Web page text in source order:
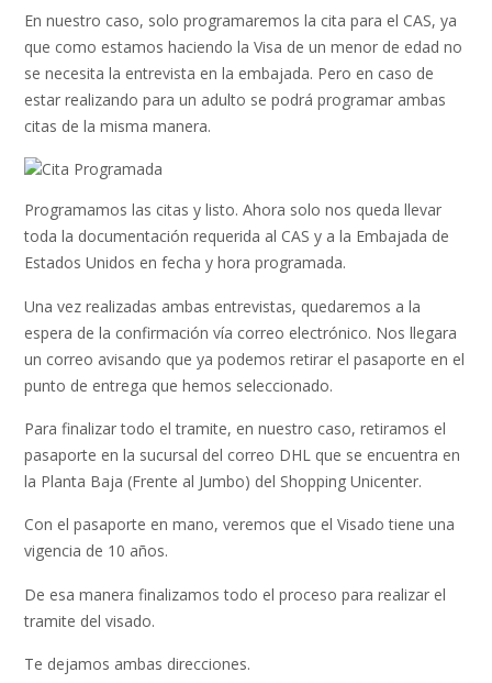
En nuestro caso, solo programaremos la cita para el CAS, ya
que como estamos haciendo la Visa de un menor de edad no
se necesita la entrevista en la embajada. Pero en caso de
estar realizando para un adulto se podrá programar ambas
citas de la misma manera.
Programamos las citas y listo. Ahora solo nos queda llevar
toda la documentación requerida al CAS y a la Embajada de
Estados Unidos en fecha y hora programada.
Una vez realizadas ambas entrevistas, quedaremos a la
espera de la confirmación vía correo electrónico. Nos llegara
un correo avisando que ya podemos retirar el pasaporte en el
punto de entrega que hemos seleccionado.
Para finalizar todo el tramite, en nuestro caso, retiramos el
pasaporte en la sucursal del correo DHL que se encuentra en
la Planta Baja (Frente al Jumbo) del Shopping Unicenter.
Con el pasaporte en mano, veremos que el Visado tiene una
vigencia de 10 años.
De esa manera finalizamos todo el proceso para realizar el
tramite del visado.
Te dejamos ambas direcciones.